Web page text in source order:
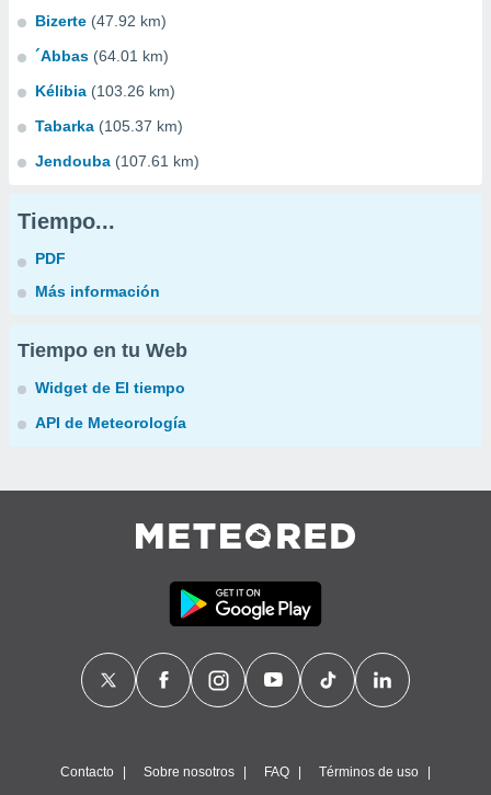
Bizerte (47.92 km)
´Abbas (64.01 km)
Kélibia (103.26 km)
Tabarka (105.37 km)
Jendouba (107.61 km)
Tiempo...
PDF
Más información
Tiempo en tu Web
Widget de El tiempo
API de Meteorología
Contacto Sobre nosotros FAQ Términos de uso